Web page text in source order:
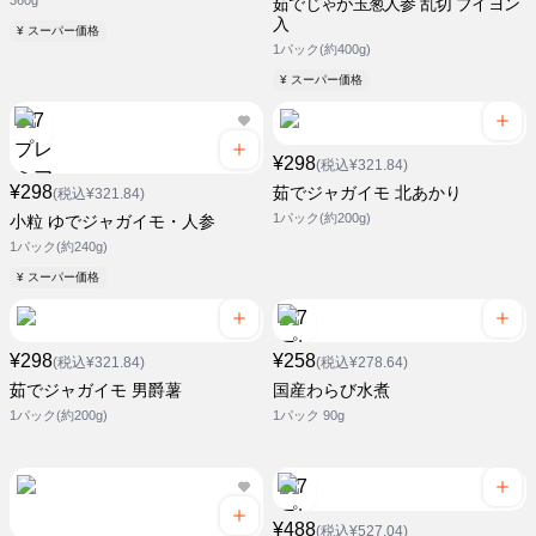
¥ スーパー価格
入
1パック(約400g)
¥ スーパー価格
¥298(税込¥321.84)
小粒 ゆでジャガイモ・人参
1パック(約240g)
¥ スーパー価格
¥298(税込¥321.84)
茹でジャガイモ 北あかり
1パック(約200g)
¥298(税込¥321.84)
茹でジャガイモ 男爵薯
1パック(約200g)
¥258(税込¥278.64)
国産わらび水煮
1パック 90g
¥488(税込¥527.04)